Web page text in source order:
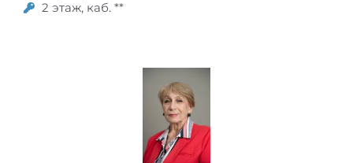
2 этаж, каб. **